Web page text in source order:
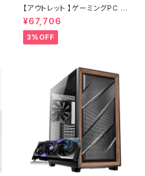
【アウトレット 】ゲーミングPC G
-StormR GTX 1650 Core i5
-8500 メモリ16GB SSD512G
B 少々キズあり 1点限り 90日保
証
¥67,706
3%OFF